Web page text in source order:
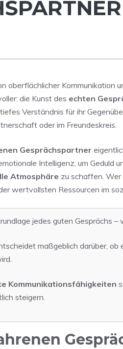
oberflächlicher Kommunikation
die Kunst des echten
Verständnis für ihr
oder im Freundeskreis.
Gesprächspartner
Intelligenz, um Geduld
Atmosphäre zu schaffen.
wertvollsten Ressourcen im
jedes guten Gesprächs
maßgeblich darüber,
Kommunikationsfähigkeiten
steigern.